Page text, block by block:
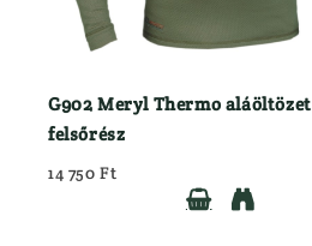
G902 Meryl Thermo aláöltözet
felsőrész
14 750 Ft

